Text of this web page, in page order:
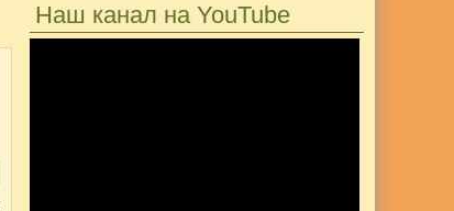
Наш канал на YouTube